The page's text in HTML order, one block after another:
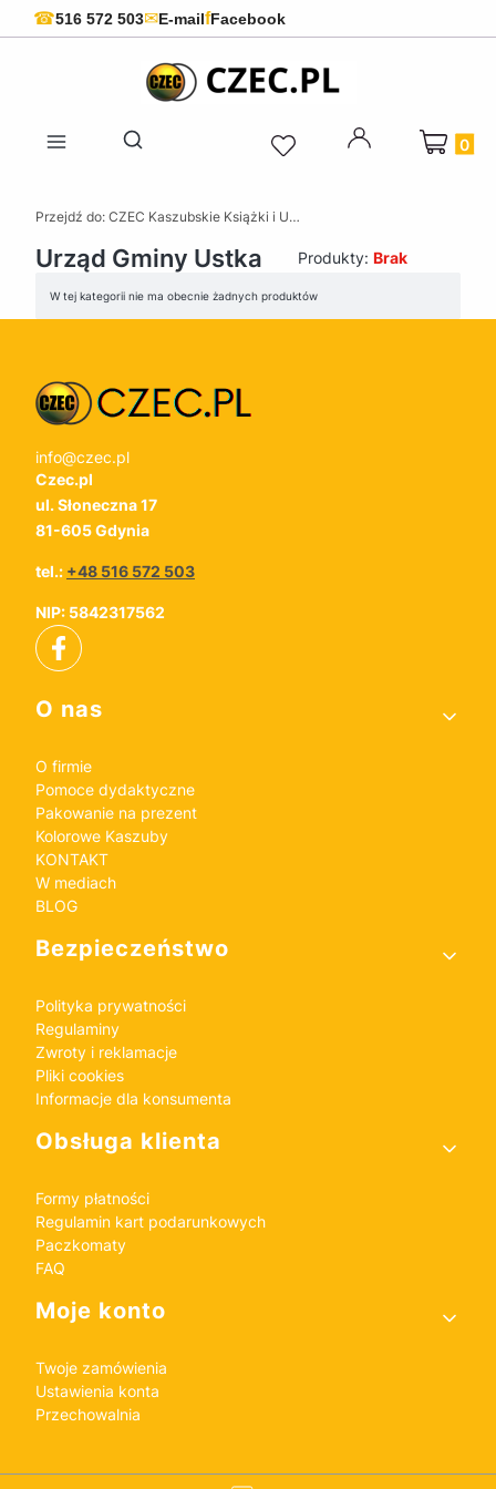
☎516 572 503✉E-mailfFacebook
Otwórz wyszukiwarkę
Produkty
Przejdź do: CZEC Kaszubskie Książki i Upominki - Pamiątki z Kaszub
Urząd Gminy Ustka Produkty: Brak
Lista produktów
W tej kategorii nie ma obecnie żadnych produktów
info@czec.pl
Czec.pl
ul. Słoneczna 17
81-605 Gdynia
tel.: +48 516 572 503
NIP: 5842317562
Linki w stopce
O nas
O firmie
Pomoce dydaktyczne
Pakowanie na prezent
Kolorowe Kaszuby
KONTAKT
W mediach
BLOG
Bezpieczeństwo
Polityka prywatności
Regulaminy
Zwroty i reklamacje
Pliki cookies
Informacje dla konsumenta
Obsługa klienta
Formy płatności
Regulamin kart podarunkowych
Paczkomaty
FAQ
Moje konto
Twoje zamówienia
Ustawienia konta
Przechowalnia